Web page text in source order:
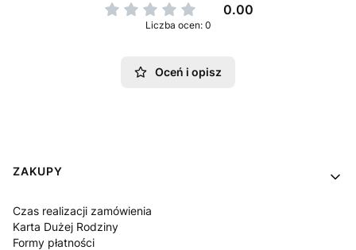
0.00
Liczba ocen: 0
Oceń i opisz
Linki w stopce
ZAKUPY
Czas realizacji zamówienia
Karta Dużej Rodziny
Formy płatności